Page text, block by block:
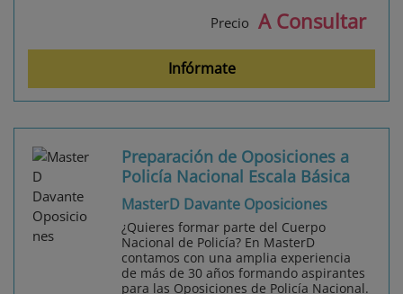
Precio A Consultar
Infórmate
Preparación de Oposiciones a
Policía Nacional Escala Básica
MasterD Davante Oposiciones
¿Quieres formar parte del Cuerpo
Nacional de Policía? En MasterD
contamos con una amplia experiencia
de más de 30 años formando aspirantes
para las Oposiciones de Policía Nacional.